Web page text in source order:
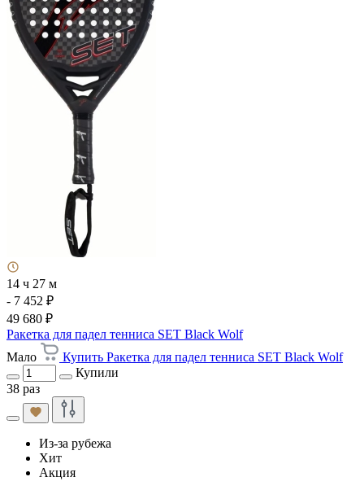
14 ч 27 м
- 7 452 ₽
49 680 ₽
Ракетка для падел тенниса SET Black Wolf
Мало
Купить Ракетка для падел тенниса SET Black Wolf
Купили
38 раз
Из-за рубежа
Хит
Акция